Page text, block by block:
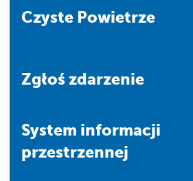
Czyste Powietrze
Zgłoś zdarzenie
system informacji
przestrzennej